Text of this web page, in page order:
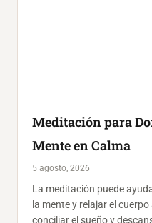
Meditación para
Mente en Calma
5 agosto, 2026
La meditación puede
la mente y relajar el
conciliar el sueño y